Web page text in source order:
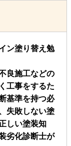
ン塗り替え勉
良施工などの
工事をするた
基準を持つ必
失敗しない塗
しい塗装知
劣化診断士が